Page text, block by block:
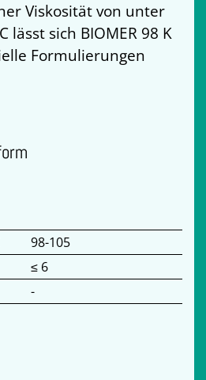
Viskosität von unter
lässt sich BIOMER 98 K
Formulierungen
98-105
≤ 6
-